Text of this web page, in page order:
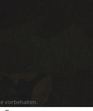
vorbehalten.